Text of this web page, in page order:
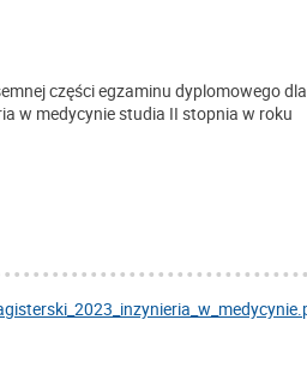
części egzaminu dyplomowego dla
w medycynie studia II stopnia w roku